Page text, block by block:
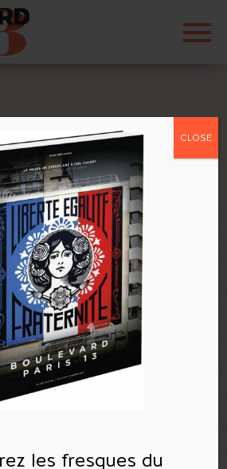
les fresques du
CLOSE